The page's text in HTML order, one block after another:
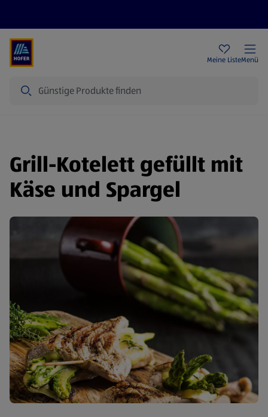
Meine ListeMenü
Grill-Kotelett gefüllt mit
Käse und Spargel